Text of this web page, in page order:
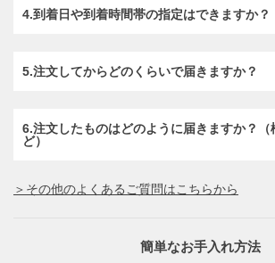
4.到着日や到着時間帯の指定はできますか？
5.注文してからどのくらいで届きますか？
6.注文したものはどのように届きますか？（
ど）
＞その他のよくあるご質問はこちらから
簡単なお手入れ方法